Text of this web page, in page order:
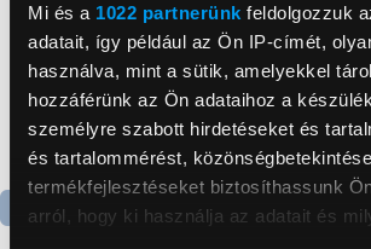
Mi és a 1022 partnerünk feldolgozzuk
adatait, így például az Ön IP-címét,
használva, mint a sütik, amelyekkel
hozzáférünk az Ön adataihoz a
személyre szabott hirdetéseket és
és tartalommérést,
termékfejlesztéseket biztosíthassunk
arról, hogy ki használja az adatait és